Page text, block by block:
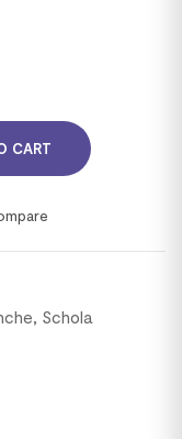
CART
, Schola